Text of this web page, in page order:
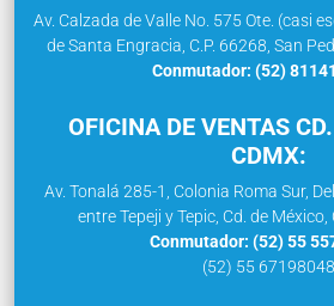
Av. Calzada de Valle No. 575 Ote. (casi
de Santa Engracia, C.P. 66268, San
Conmutador: (52)
OFICINA DE VENTAS
CDMX:
Av. Tonalá 285-1, Colonia Roma Sur,
entre Tepeji y Tepic, Cd. de México,
Conmutador: (52) 55
(52) 55 67198048